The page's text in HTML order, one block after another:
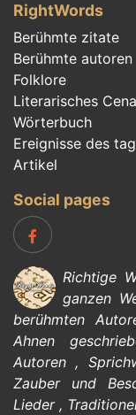
RightWords
Berühmte zitate
Berühmte autoren
Folklore
Literarisches
Wörterbuch
Ereignisse des
Artikel
Social pages
Richtige
ganzen
berühmten
Ahnen
Autoren ,
Zauber und
Lieder,